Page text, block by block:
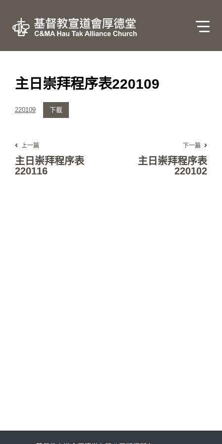
主日崇拜程序表220109
220109 下載
上一篇
主日崇拜程序表
220116
下一篇
主日崇拜程序表
220102